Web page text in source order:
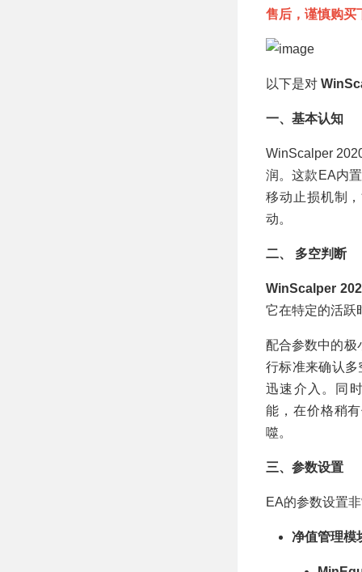
售后，谨慎购买
以下是对
一、基本认知
WinScalper
润。这款EA内
移动止损机制
动。
二、 多空判断
WinScalper
它在特定的活跃
配合参数中的极
行标准来确认
迅速介入。同
能，在价格稍
噬。
三、参数设置
EA的参数设置
净值管理模